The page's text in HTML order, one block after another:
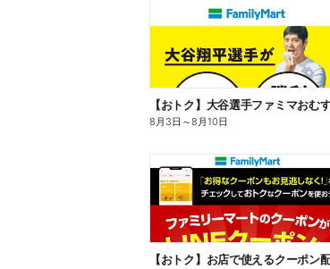
8月3日 ～8月10日